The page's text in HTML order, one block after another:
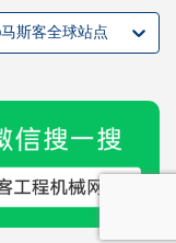
马斯客全球站点